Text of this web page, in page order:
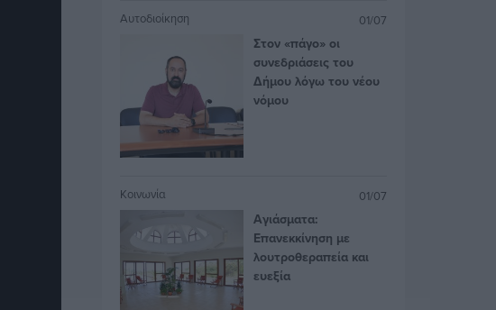
Αυτοδιοίκηση 01/07
Στον «πάγο» οι
συνεδριάσεις του
Δήμου λόγω του νέου
νόμου
Κοινωνία 01/07
Αγιάσματα:
Επανεκκίνηση με
λουτροθεραπεία και
ευεξία